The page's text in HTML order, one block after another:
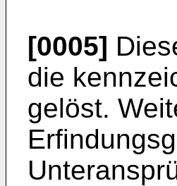
[0005]
die
gelöst.